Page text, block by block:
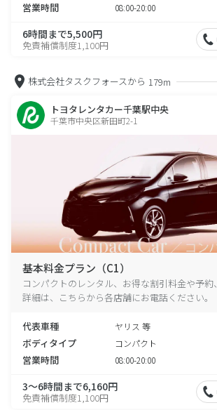
営業時間 08:00-20:00
6時間まで5,500円
免責補償制度1,100円
株式会社タスクフォースから 179m
トヨタレンタカー千葉駅中央
千葉市中央区新田町2-1
基本料金プラン（C1）
コンパクトのレンタル、お得な割引料金や予
詳細は、こちらから各店舗にお電話ください。
代表車種 ヤリス 等
ボディタイプ コンパクト
営業時間 08:00-20:00
3～6時間まで6,160円
免責補償制度1,100円